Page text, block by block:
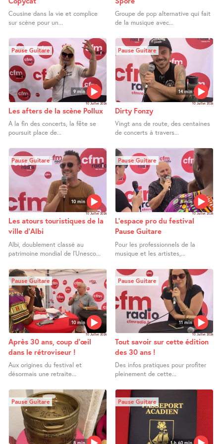
Cousine dans la vie et complice
sur scène pour un...
Groupe de pop alternative qui fait
de la musique avec...
9 min
Pause Guitare
10 Juillet 2026
Les afters de la scène Pollux
A la fin des concerts, la fête se
poursuit place de...
14 min
Pause Guitare
10 Juillet 2026
Dirty Fonzy
Vingt ans de route, des centaines
de concerts à travers...
10 min
Pause Guitare
10 Juillet 2026
Les atours touristiques de la
ville d’Albi
Albi, doublement classé au
patrimoine mondial de l’Unesco...
8 min
Pause Guitare
10 Juillet 2026
L’espace pro du festival
Pause Guitare
Pour les professionnels de la
musique et les artistes,...
10 min
Pause Guitare
10 Juillet 2026
Après 30 ans, coup d’œil
dans le rétroviseur !
Aux origines du festival et
désormais une retraite...
11 min
Pause Guitare
10 Juillet 2026
Tout savoir sur cette édition
des 30 ans !
Des infos pratiques pour profiter
pleinement de cette...
8 min
Pause Guitare
1 h 60 min
Pause Guitare